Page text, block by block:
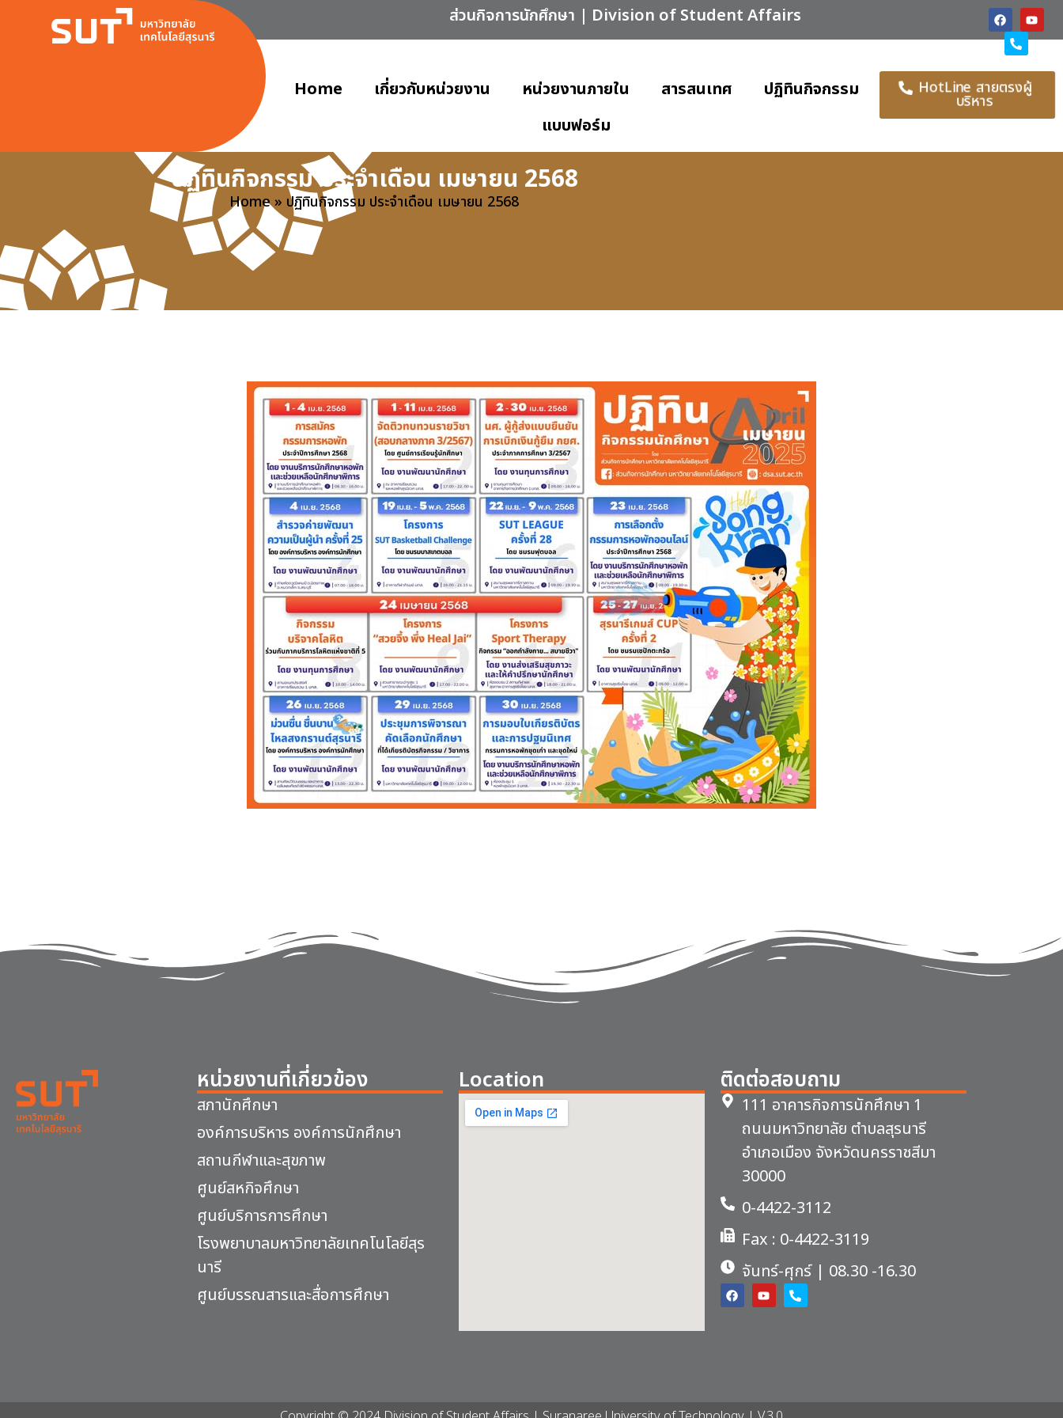
ส่วนกิจการนักศึกษา | Division of Student Affairs
Home เกี่ยวกับหน่วยงาน หน่วยงานภายใน สารสนเทศ
ปฏิทินกิจกรรม
แบบฟอร์ม
HotLine สายตรงผู้
บริหาร
ปฏิทินกิจกรรม ประจำเดือน เมษายน 2568
Home» ปฏิทินกิจกรรม ประจำเดือน เมษายน 2568
หน่วยงานที่เกี่ยวข้อง
สภานักศึกษา
องค์การบริหาร องค์การนักศึกษา
สถานกีฬาและสุขภาพ
ศูนย์สหกิจศึกษา
ศูนย์บริการการศึกษา
โรงพยาบาลมหาวิทยาลัยเทคโนโลยีสุร
นารี
ศูนย์บรรณสารและสื่อการศึกษา
Location ติดต่อสอบถาม
111 อาคารกิจการนักศึกษา 1
ถนนมหาวิทยาลัย ตำบลสุรนารี
อำเภอเมือง จังหวัดนครราชสีมา
30000
0-4422-3112
Fax : 0-4422-3119
จันทร์-ศุกร์ | 08.30 -16.30